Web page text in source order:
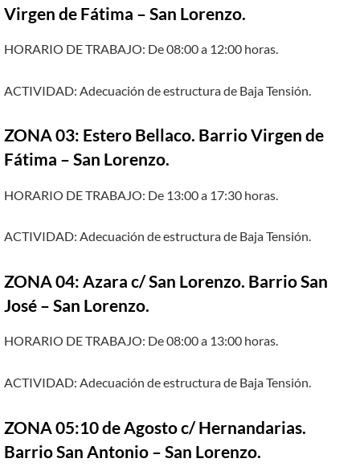
Virgen de Fátima – San Lorenzo.
HORARIO DE TRABAJO: De 08:00 a 12:00 horas.
ACTIVIDAD: Adecuación de estructura de Baja Tensión.
ZONA 03: Estero Bellaco. Barrio Virgen de
Fátima – San Lorenzo.
HORARIO DE TRABAJO: De 13:00 a 17:30 horas.
ACTIVIDAD: Adecuación de estructura de Baja Tensión.
ZONA 04: Azara c/ San Lorenzo. Barrio San
José – San Lorenzo.
HORARIO DE TRABAJO: De 08:00 a 13:00 horas.
ACTIVIDAD: Adecuación de estructura de Baja Tensión.
ZONA 05:10 de Agosto c/ Hernandarias.
Barrio San Antonio – San Lorenzo.